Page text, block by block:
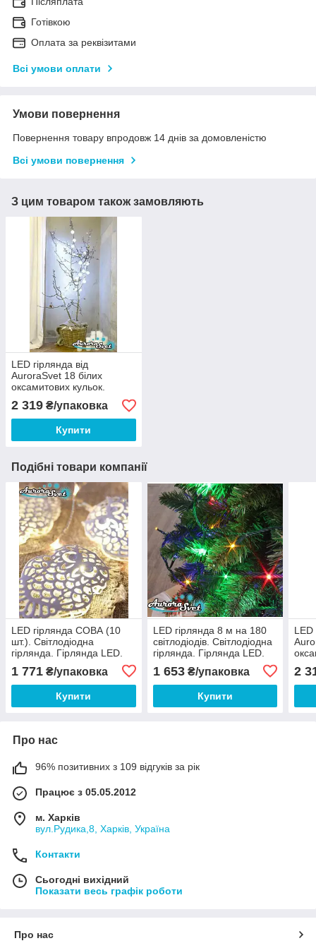
Готівкою
Оплата за реквізитами
Всі умови оплати
Умови повернення
Повернення товару впродовж 14 днів за домовленістю
Всі умови повернення
З цим товаром також замовляють
LED гірлянда від
AuroraSvet 18 білих
оксамитових кульок.
Світлодіодна гірлянда.
Гірлянда LED.
2 319 ₴/упаковка
Купити
Подібні товари компанії
LED гірлянда СОВА (10
шт.). Світлодіодна
гірлянда. Гірлянда LED.
1 771 ₴/упаковка
Купити
LED гірлянда 8 м на 180
світлодіодів. Світлодіодна
гірлянда. Гірлянда LED.
1 653₴/упаковка
Купити
LED
2
Про нас
96% позитивних з 109 відгуків за рік
Працює з 05.05.2012
м. Харків
вул.Рудика,8, Харків, Україна
Контакти
Сьогодні вихідний
Показати весь графік роботи
Про нас